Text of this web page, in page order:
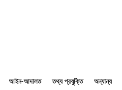
আইন-আদালত তথ্য প্রযুক্তি অন্যান্য